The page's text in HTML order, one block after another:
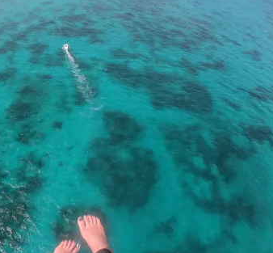
きグルメガイド！
理と食堂
休み
で最適な旅行を作ろう！
ク！
コツ
在を満喫するための予算目安
ために気をつけたいポイント
！
に